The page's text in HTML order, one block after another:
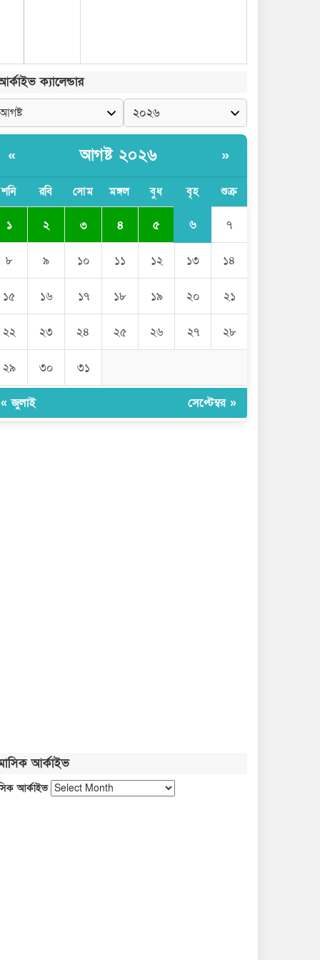
ক্যালেন্ডার
« আগষ্ট ২০২৬ »
শনি রবি সোম মঙ্গল বুধ বৃহ শুক্র
১ ২ ৩ ৪ ৫ ৬ ৭
৮ ৯ ১০ ১১ ১২ ১৩ ১৪
১৫ ১৬ ১৭ ১৮ ১৯ ২০ ২১
২২ ২৩ ২৪ ২৫ ২৬ ২৭ ২৮
২৯ ৩০ ৩১
« জুলাই সেপ্টেম্বর »
আর্কাইভ
আর্কাইভ